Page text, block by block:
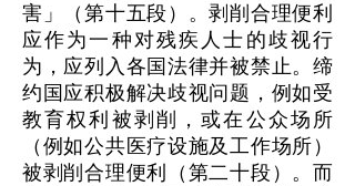
害」（第十五段）。剥削合理便利
应作为一种对残疾人士的歧视行
为，应列入各国法律并被禁止。缔
约国应积极解决歧视问题，例如受
教育权利被剥削，或在公众场所
（例如公共医疗设施及工作场所）
被剥削合理便利（第二十段）。而